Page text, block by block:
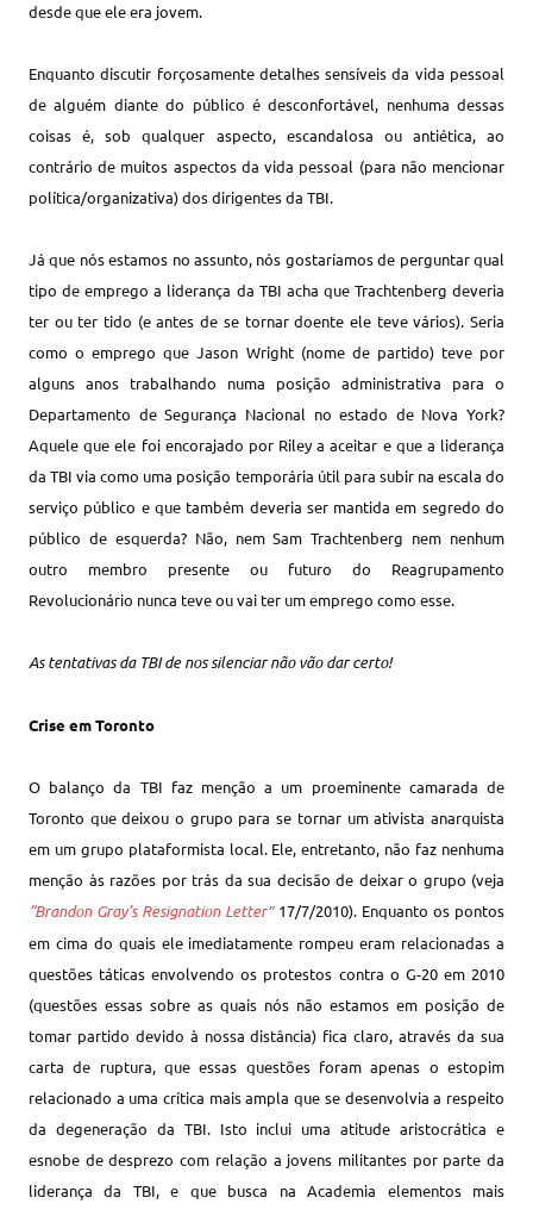
desde que ele era jovem.
Enquanto discutir forçosamente detalhes sensíveis da vida pessoal
de alguém diante do público é desconfortável, nenhuma dessas
coisas é, sob qualquer aspecto, escandalosa ou antiética, ao
contrário de muitos aspectos da vida pessoal (para não mencionar
política/organizativa) dos dirigentes da TBI.
Já que nós estamos no assunto, nós gostaríamos de perguntar qual
tipo de emprego a liderança da TBI acha que Trachtenberg deveria
ter ou ter tido (e antes de se tornar doente ele teve vários). Seria
como o emprego que Jason Wright (nome de partido) teve por
alguns anos trabalhando numa posição administrativa para o
Departamento de Segurança Nacional no estado de Nova York?
Aquele que ele foi encorajado por Riley a aceitar e que a liderança
da TBI via como uma posição temporária útil para subir na escala do
serviço público e que também deveria ser mantida em segredo do
público de esquerda? Não, nem Sam Trachtenberg nem nenhum
outro membro presente ou futuro do Reagrupamento
Revolucionário nunca teve ou vai ter um emprego como esse.
As tentativas da TBI de nos silenciar não vão dar certo!
Crise em Toronto
O balanço da TBI faz menção a um proeminente camarada de
Toronto que deixou o grupo para se tornar um ativista anarquista
em um grupo plataformista local. Ele, entretanto, não faz nenhuma
menção às razões por trás da sua decisão de deixar o grupo (veja
“Brandon Gray’s Resignation Letter”17/7/2010). Enquanto os pontos
em cima do quais ele imediatamente rompeu eram relacionadas a
questões táticas envolvendo os protestos contra o G-20 em 2010
(questões essas sobre as quais nós não estamos em posição de
tomar partido devido à nossa distância) fica claro, através da sua
carta de ruptura, que essas questões foram apenas o estopim
relacionado a uma crítica mais ampla que se desenvolvia a respeito
da degeneração da TBI. Isto inclui uma atitude aristocrática e
esnobe de desprezo com relação a jovens militantes por parte da
liderança da TBI, e que busca na Academia elementos mais